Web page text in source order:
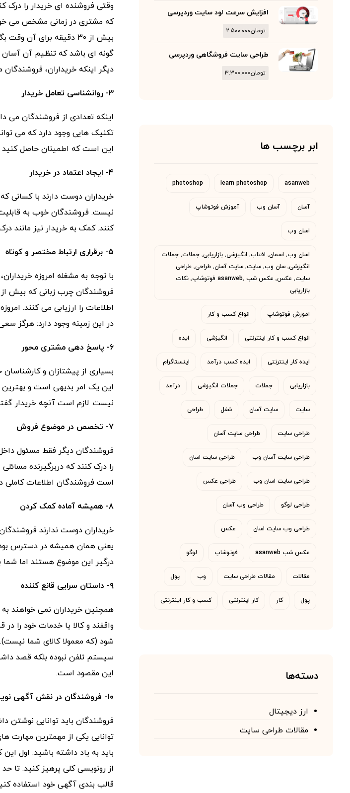
وقتی فروشنده ای خریدار را درک
که مشتری در زمانی مشخص می
بیش از ۳۰ دقیقه برای
گونه ای باشد که تنظیم آن آسان
دیگر اینکه خریداران، فروشندگان
۳- روانشناسی تعامل خریدار
اینکه تعدادی از فروشندگان می
تکنیک هایی وجود دارد که می
این است که اطمینان حاصل
۴- ایجاد اعتماد در خریدار
خریداران دوست دارند با کسانی
نیست. فروشندگان خوب به
کنند. کمک به خریدار نیز مانند
۵- برقراری ارتباط مختصر و کوتاه
با توجه به مشغله امروزه
فروشندگان چرب زبانی که بیش
اطلاعات را ارزیابی می کنند.
در این زمینه وجود دارد: هرگز
۶- پاسخ دهی مشتری محور
بسیاری از پیشتازان و
این یک امر بدیهی است و
نیست. لازم است آنچه خریدار
۷- تخصص در موضوع فروش
فروشندگان دیگر فقط مسئول
را درک کنند که دربرگیرنده
است فروشندگان اطلاعات کاملی
۸- همیشه آماده کمک کردن
خریداران دوست ندارند
یعنی همان همیشه در دسترس
درگیر این موضوع هستند اما شما
۹- داستان سرایی قانع کننده
همچنین خریداران نمی خواهند
واقفند و کالا یا خدمات خود را
شود (که معمولا کالای شما
سیستم تلفن نبوده بلکه قصد
این مقصود است.
۱۰- فروشندگان در نقش آگهی نویسان تبلیغاتی
فروشندگان باید توانایی نوشتن
توانایی یکی از مهمترین
باید به یاد داشته باشید. اول
از رونویسی کلی پرهیز کنید. تا
قالب بندی آگهی خود استفاده
افزایش سرعت لود سایت وردپرسی
تومان۲.۵۰۰.۰۰۰
طراحی سایت فروشگاهی وردپرسی
تومان۳.۳۰۰.۰۰۰
ابر برچسب ها
asanweb
learn photoshop
photoshop
آسان آسان وب آموزش فوتوشاپ
اسان وب
اسان وب٬ اسمان٬ افتاب٬ انگیزشی٬ بازاریابی٬ جملات٬ جملات
انگیزشی٬ سان وب٬ سایت٬ سایت آسان٬ طراحی٬ طراحی
سایت٬ عکس٬ عکس شب asanweb٬ فوتوشاپ٬ نکات
بازاریابی
اموزش فوتوشاپ انواع کسب و کار
انواع کسب و کار اینترنتی انگیزشی ایده
ایده کار اینترنتی ایده کسب درآمد اینستاگرام
بازاریابی جملات جملات انگیزشی درآمد
سایت سایت آسان شغل طراحی
طراحی سایت طراحی سایت آسان
طراحی سایت آسان وب طراحی سایت اسان
طراحی سایت اسان وب طراحی عکس
طراحی لوگو طراحی وب آسان
طراحی وب سایت اسان عکس
عکس شب asanweb فوتوشاپ لوگو
مقالات مقالات طراحی سایت وب پول
پول کار کار اینترنتی کسب و کار اینترنتی
دسته‌ها
ارز دیجیتال
مقالات طراحی سایت